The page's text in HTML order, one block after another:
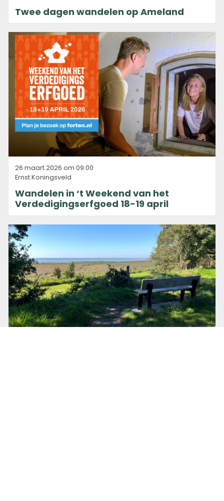
Twee dagen wandelen op Ameland
26 maart 2026 om 09:00
Ernst Koningsveld
Wandelen in ‘t Weekend van het
Verdedigingserfgoed 18-19 april